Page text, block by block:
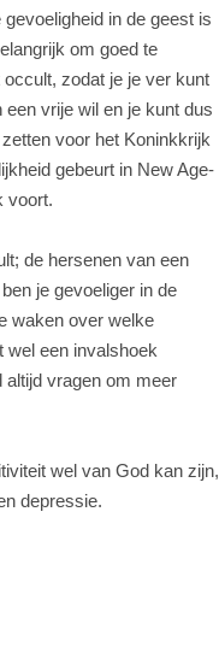
in de geest is
om goed te
zodat je je ver kunt
vrije wil en je kunt dus
voor het Koninkkrijk
gebeurt in New Age-
voort.
de hersenen van een
je gevoeliger in de
waken over welke
wel een invalshoek
vragen om meer
wel van God kan zijn,
depressie.